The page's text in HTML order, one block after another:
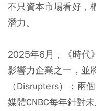
不只資本市場看好，
潛力。
2025年6月，《時代
影響力企業之一，並
（Disrupters）；兩
媒體CNBC每年針對